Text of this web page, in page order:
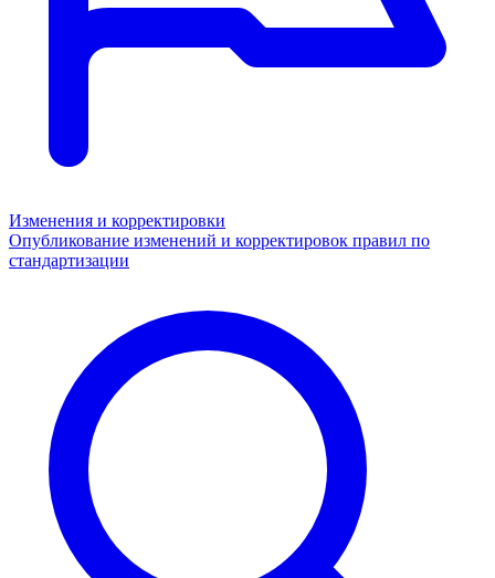
Изменения и корректировки
Опубликование изменений и корректировок правил по
стандартизации